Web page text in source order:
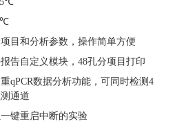
目和分析参数，操作简单方便
告自定义模块，48孔分项目打印
qPCR数据分析功能，可同时检测4
通道
键重启中断的实验